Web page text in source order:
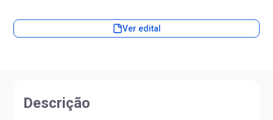
Ver edital
Descrição